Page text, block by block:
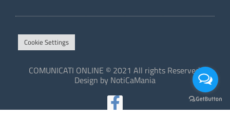
Cookie Settings
COMUNICATI ONLINE © 2021 All rights Reserved.
Design by NotiCaMania